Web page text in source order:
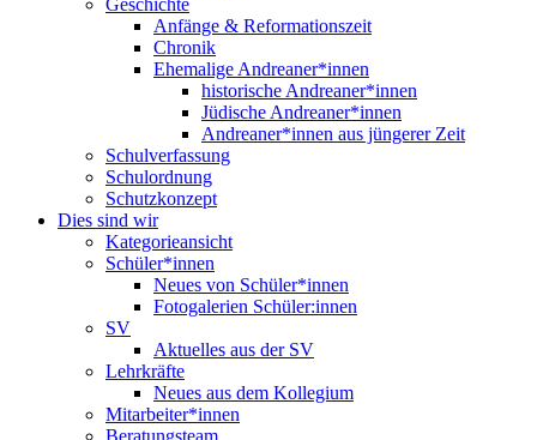
Geschichte
Anfänge & Reformationszeit
Chronik
Ehemalige Andreaner*innen
historische Andreaner*innen
Jüdische Andreaner*innen
Andreaner*innen aus jüngerer Zeit
Schulverfassung
Schulordnung
Schutzkonzept
Dies sind wir
Kategorieansicht
Schüler*innen
Neues von Schüler*innen
Fotogalerien Schüler:innen
SV
Aktuelles aus der SV
Lehrkräfte
Neues aus dem Kollegium
Mitarbeiter*innen